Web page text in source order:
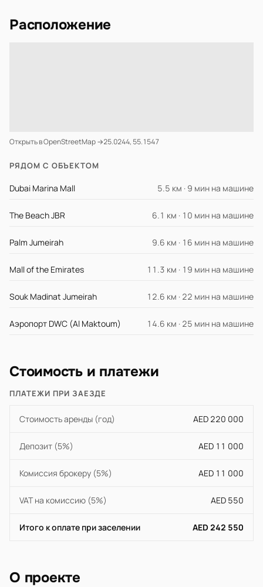
Расположение
Открыть в OpenStreetMap →25.0244, 55.1547
РЯДОМ С ОБЪЕКТОМ
Dubai Marina Mall 5.5 км · 9 мин на машине
The Beach JBR 6.1 км · 10 мин на машине
Palm Jumeirah 9.6 км · 16 мин на машине
Mall of the Emirates 11.3 км · 19 мин на машине
Souk Madinat Jumeirah 12.6 км · 22 мин на машине
Аэропорт DWC (Al Maktoum) 14.6 км · 25 мин на машине
Стоимость и платежи
ПЛАТЕЖИ ПРИ ЗАЕЗДЕ
Стоимость аренды (год) AED 220 000
Депозит (5%) AED 11 000
Комиссия брокеру (5%) AED 11 000
VAT на комиссию (5%) AED 550
Итого к оплате при заселении AED 242 550
О проекте